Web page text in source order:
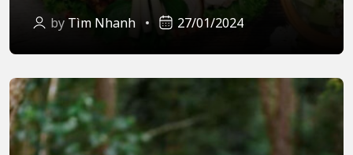
by Tìm Nhanh 27/01/2024